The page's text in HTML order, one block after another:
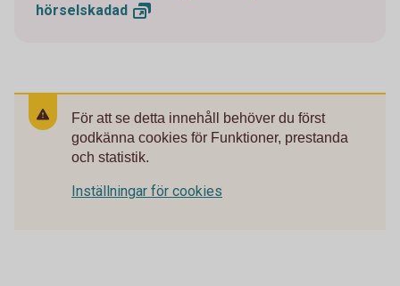
hörselskadad
För att se detta innehåll behöver du först
godkänna cookies för Funktioner, prestanda
och statistik.
Inställningar för cookies